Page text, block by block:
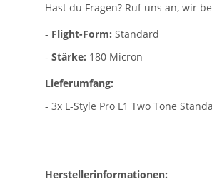
Hast du Fragen? Ruf uns an, wir
- Flight-Form: Standard
- Stärke: 180 Micron
Lieferumfang:
- 3x L-Style Pro L1 Two Tone
Herstellerinformationen: